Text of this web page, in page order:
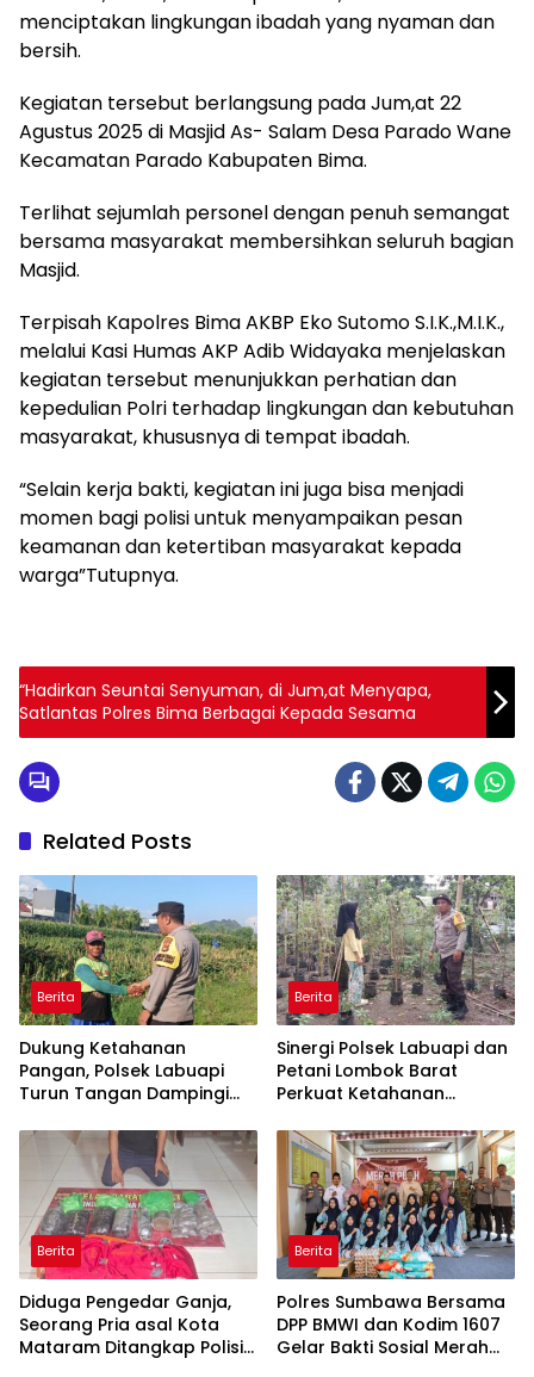
menciptakan lingkungan ibadah yang nyaman dan
bersih.
Kegiatan tersebut berlangsung pada Jum,at 22
Agustus 2025 di Masjid As- Salam Desa Parado Wane
Kecamatan Parado Kabupaten Bima.
Terlihat sejumlah personel dengan penuh semangat
bersama masyarakat membersihkan seluruh bagian
Masjid.
Terpisah Kapolres Bima AKBP Eko Sutomo S.I.K.,M.I.K.,
melalui Kasi Humas AKP Adib Widayaka menjelaskan
kegiatan tersebut menunjukkan perhatian dan
kepedulian Polri terhadap lingkungan dan kebutuhan
masyarakat, khususnya di tempat ibadah.
“Selain kerja bakti, kegiatan ini juga bisa menjadi
momen bagi polisi untuk menyampaikan pesan
keamanan dan ketertiban masyarakat kepada
warga”Tutupnya.
“Hadirkan Seuntai Senyuman, di Jum,at Menyapa,
Satlantas Polres Bima Berbagai Kepada Sesama
Related Posts
Berita
Dukung Ketahanan
Pangan, Polsek Labuapi
Turun Tangan Dampingi
Bongkot
Berita
Sinergi Polsek Labuapi dan
Petani Lombok Barat
Perkuat Ketahanan
Berita
Diduga Pengedar Ganja,
Seorang Pria asal Kota
Mataram Ditangkap Polisi
Berita
Polres Sumbawa Bersama
DPP BMWI dan Kodim 1607
Gelar Bakti Sosial Merah